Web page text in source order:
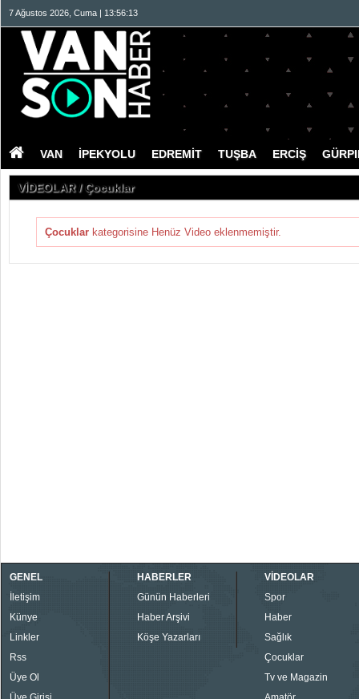
7 Ağustos 2026, Cuma | 13:56:14
VAN İPEKYOLU EDREMİT TUŞBA ERCİŞ
VİDEOLAR / Çocuklar
Çocuklar kategorisine Henüz Video eklenmemiştir.
GENEL
İletişim
Künye
Linkler
Rss
Üye Ol
HABERLER
Günün Haberleri
Haber Arşivi
Köşe Yazarları
VİDEOLAR
Spor
Haber
Sağlık
Çocuklar
Tv ve Magazin